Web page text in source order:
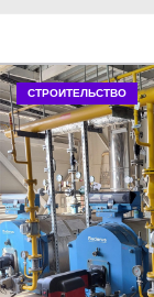
СТРОИТЕЛЬСТВО